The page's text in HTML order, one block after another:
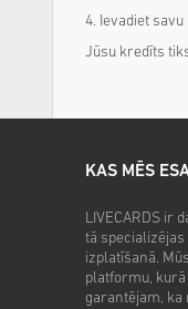
4. Ievadiet
Jūsu kredīts
KAS MĒS
LIVECARDS ir
tā
izplatīšanā.
platformu,
garantējam, ka